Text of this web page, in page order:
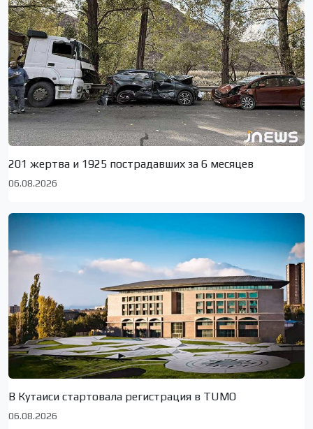
201 жертва и 1925 пострадавших за 6 месяцев
06.08.2026
В Кутаиси стартовала регистрация в TUMO
06.08.2026